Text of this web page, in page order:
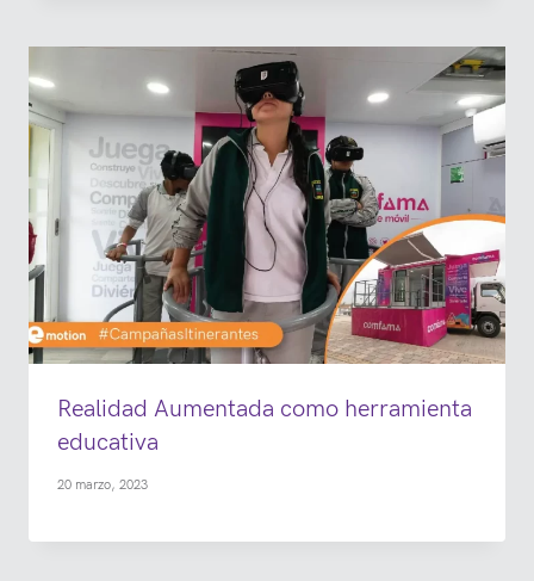
Realidad Aumentada como herramienta
educativa
20 marzo, 2023